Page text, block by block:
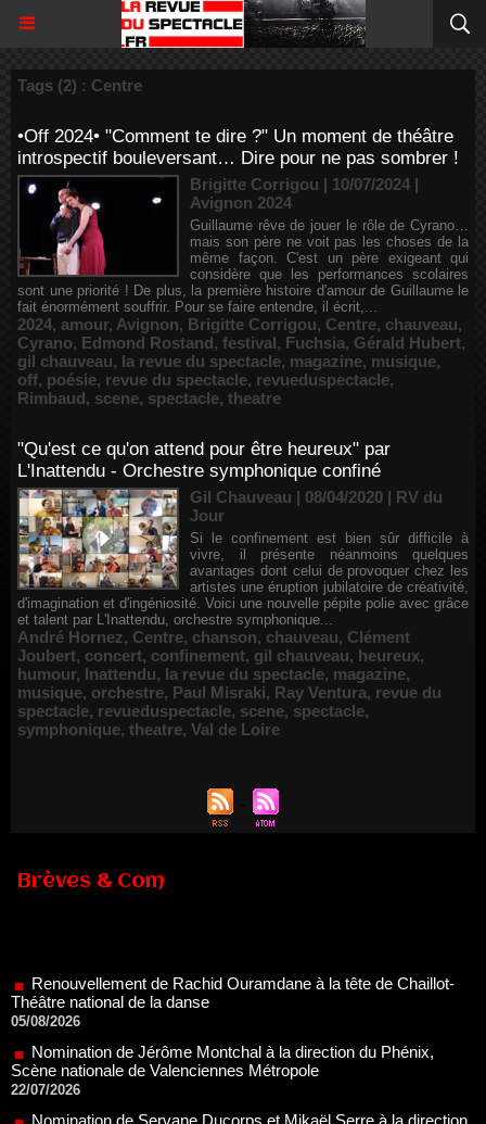
Tags (2) : Centre
•Off 2024• "Comment te dire ?" Un moment de théâtre
introspectif bouleversant… Dire pour ne pas sombrer !
Brigitte Corrigou | 10/07/2024 |
Avignon 2024
Guillaume rêve de jouer le rôle de Cyrano…
mais son père ne voit pas les choses de la
même façon. C'est un père exigeant qui
considère que les performances scolaires
sont une priorité ! De plus, la première histoire d'amour de Guillaume le
fait énormément souffrir. Pour se faire entendre, il écrit,...
2024, amour, Avignon, Brigitte Corrigou, Centre, chauveau,
Cyrano, Edmond Rostand, festival, Fuchsia, Gérald Hubert,
gil chauveau, la revue du spectacle, magazine, musique,
off, poésie, revue du spectacle, revueduspectacle,
Rimbaud, scene, spectacle, theatre
"Qu'est ce qu'on attend pour être heureux" par
L'Inattendu - Orchestre symphonique confiné
Gil Chauveau | 08/04/2020 | RV du
Jour
Si le confinement est bien sûr difficile à
vivre, il présente néanmoins quelques
avantages dont celui de provoquer chez les
artistes une éruption jubilatoire de créativité,
d'imagination et d'ingéniosité. Voici une nouvelle pépite polie avec grâce
et talent par L'Inattendu, orchestre symphonique...
André Hornez, Centre, chanson, chauveau, Clément
Joubert, concert, confinement, gil chauveau, heureux,
humour, Inattendu, la revue du spectacle, magazine,
musique, orchestre, Paul Misraki, Ray Ventura, revue du
spectacle, revueduspectacle, scene, spectacle,
symphonique, theatre, Val de Loire
Brèves & Com
05/08/2026
Nomination de Jérôme Montchal à la direction du Phénix,
Scène nationale de Valenciennes Métropole
22/07/2026
Nomination de Servane Ducorps et Mikaël Serre à la direction
de la Comédie de Colmar - Centre Dramatique National Grand
Est Alsace